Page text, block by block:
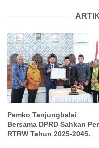
Pemko Tanjungbalai
Bersama DPRD Sahkan
RTRW Tahun 2025-2045.